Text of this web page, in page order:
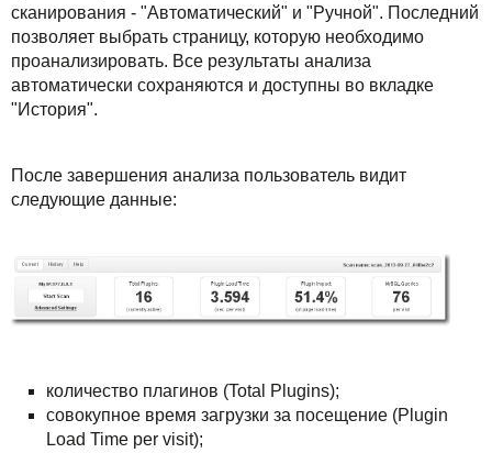
События
Праздники
Акции
сканирования - "Автоматический" и "Ручной". Последний
позволяет выбрать страницу, которую необходимо
проанализировать. Все результаты анализа
автоматически сохраняются и доступны во вкладке
"История".
После завершения анализа пользователь видит
следующие данные:
количество плагинов (Total Plugins);
совокупное время загрузки за посещение (Plugin
Load Time per visit);